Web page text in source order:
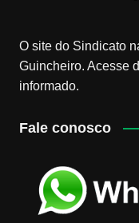
O site do Sindicato
Guincheiro. Acesse
informado.
Fale conosco